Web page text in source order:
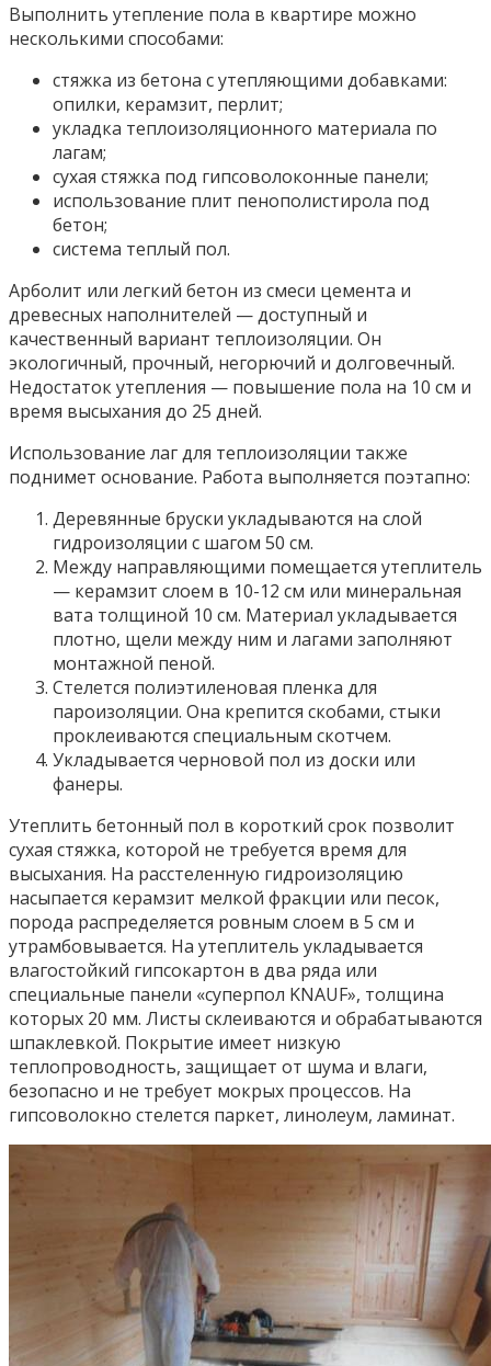
Выполнить утепление пола в квартире можно
несколькими способами:
стяжка из бетона с утепляющими добавками:
опилки, керамзит, перлит;
укладка теплоизоляционного материала по
лагам;
сухая стяжка под гипсоволоконные панели;
использование плит пенополистирола под
бетон;
система теплый пол.
Арболит или легкий бетон из смеси цемента и
древесных наполнителей — доступный и
качественный вариант теплоизоляции. Он
экологичный, прочный, негорючий и долговечный.
Недостаток утепления — повышение пола на 10 см и
время высыхания до 25 дней.
Использование лаг для теплоизоляции также
поднимет основание. Работа выполняется поэтапно:
Деревянные бруски укладываются на слой
гидроизоляции с шагом 50 см.
Между направляющими помещается утеплитель
— керамзит слоем в 10-12 см или минеральная
вата толщиной 10 см. Материал укладывается
плотно, щели между ним и лагами заполняют
монтажной пеной.
Стелется полиэтиленовая пленка для
пароизоляции. Она крепится скобами, стыки
проклеиваются специальным скотчем.
Укладывается черновой пол из доски или
фанеры.
Утеплить бетонный пол в короткий срок позволит
сухая стяжка, которой не требуется время для
высыхания. На расстеленную гидроизоляцию
насыпается керамзит мелкой фракции или песок,
порода распределяется ровным слоем в 5 см и
утрамбовывается. На утеплитель укладывается
влагостойкий гипсокартон в два ряда или
специальные панели «суперпол KNAUF», толщина
которых 20 мм. Листы склеиваются и обрабатываются
шпаклевкой. Покрытие имеет низкую
теплопроводность, защищает от шума и влаги,
безопасно и не требует мокрых процессов. На
гипсоволокно стелется паркет, линолеум, ламинат.